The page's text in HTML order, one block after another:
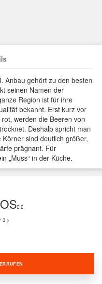
Anbau gehört zu den besten
seinen Namen der
Region ist für ihre
bekannt. Erst kurz vor
werden die Beeren von
Deshalb spricht man
sind deutlich größer,
prägnant. Für
„Muss“ in der Küche.
>